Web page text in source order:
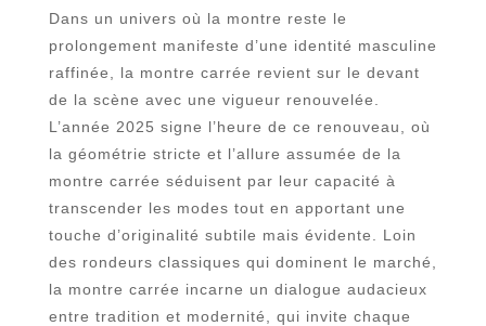
Dans un univers où la montre reste le
prolongement manifeste d’une identité masculine
raffinée, la montre carrée revient sur le devant
de la scène avec une vigueur renouvelée.
L’année 2025 signe l’heure de ce renouveau, où
la géométrie stricte et l’allure assumée de la
montre carrée séduisent par leur capacité à
transcender les modes tout en apportant une
touche d’originalité subtile mais évidente. Loin
des rondeurs classiques qui dominent le marché,
la montre carrée incarne un dialogue audacieux
entre tradition et modernité, qui invite chaque